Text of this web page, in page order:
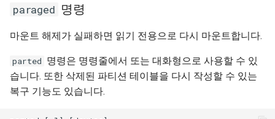
paraged 명령
마운트 해제가 실패하면 읽기 전용으로 다시 마운트합니다.
parted 명령은 명령줄에서 또는 대화형으로 사용할 수 있
습니다. 또한 삭제된 파티션 테이블을 다시 작성할 수 있는
복구 기능도 있습니다.